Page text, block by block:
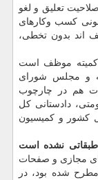
طبق ماده 8، صلاحیت تعلیق و لغو
کسب وکارهای
اند بدون تخطی،
موظف است
و مجلس شورای
هم در چارچوب
دادستانی کل
کشور و کمیسیون
طبقاتی نشده است
مجازی و صفحات
شده بود، در